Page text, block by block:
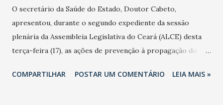
O secretário da Saúde do Estado, Doutor Cabeto,
apresentou, durante o segundo expediente da sessão
plenária da Assembleia Legislativa do Ceará (ALCE) desta
terça-feira (17), as ações de prevenção à propagação do
adotadas pelo Governo do Estado na contenção da
COMPARTILHAR POSTAR UM COMENTÁRIO LEIA MAIS »